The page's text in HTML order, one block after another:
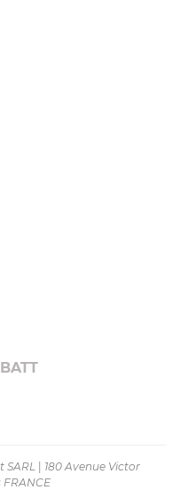
SARL
180 Avenue Victor
FRANCE